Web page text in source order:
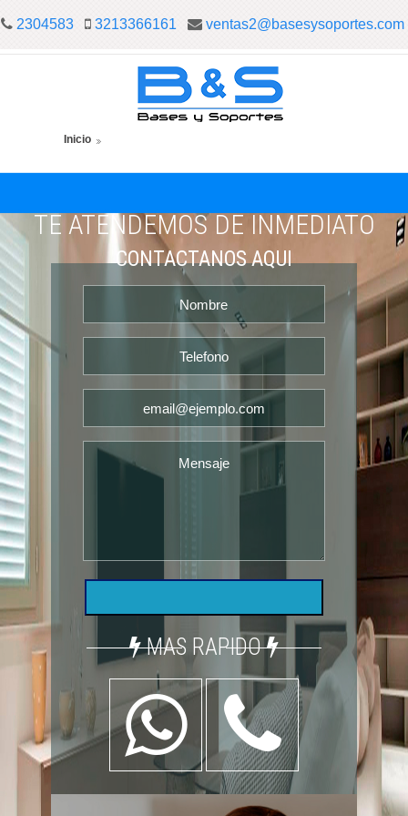
2304583 3213366161 ventas2@basesysoportes.com
Inicio
TE ATENDEMOS DE INMEDIATO
CONTACTANOS AQUI
MAS RAPIDO